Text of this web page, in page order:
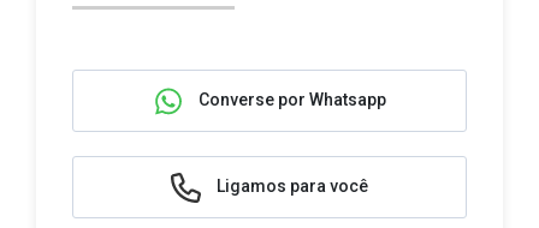
Converse por Whatsapp
Ligamos para você